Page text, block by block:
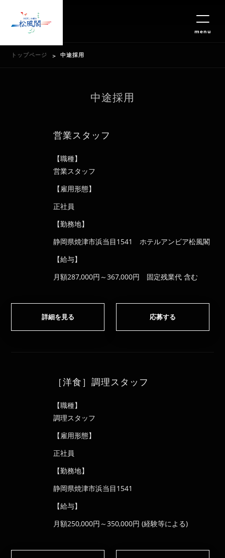
menu
トップページ 中途採用
中途採用
営業スタッフ
【職種】
営業スタッフ
【雇用形態】
正社員
【勤務地】
静岡県焼津市浜当目1541 ホテルアンビア松風閣
【給与】
月額287,000円～367,000円 固定残業代 含む
詳細を見る 応募する
［洋食］調理スタッフ
【職種】
調理スタッフ
【雇用形態】
正社員
【勤務地】
静岡県焼津市浜当目1541
【給与】
月額250,000円～350,000円 (経験等による)